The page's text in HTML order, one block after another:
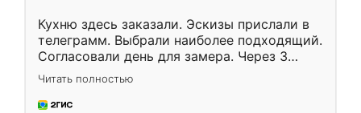
Кухню здесь заказали. Эскизы прислали в
телеграмм. Выбрали наиболее подходящий.
Согласовали день для замера. Через 3
недели кухня была уже готова. Остались
довольны работой. Спасибо Ренессанс
мебель за качественную работу!
Читать полностью